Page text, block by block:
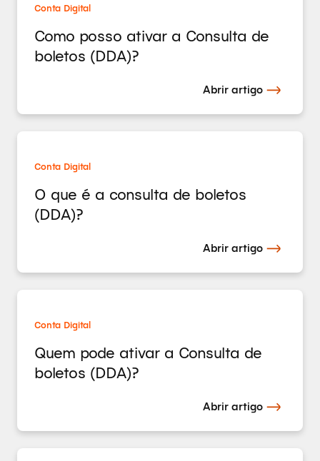
Conta Digital
Como posso ativar a Consulta de
boletos (DDA)?
Abrir artigo
Conta Digital
O que é a consulta de boletos
(DDA)?
Abrir artigo
Conta Digital
Quem pode ativar a Consulta de
boletos (DDA)?
Abrir artigo